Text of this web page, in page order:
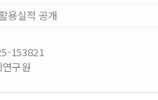
용실적 공개
153821
구원